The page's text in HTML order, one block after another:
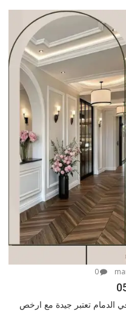
0
الدمام تعتبر جيدة مع ارخص